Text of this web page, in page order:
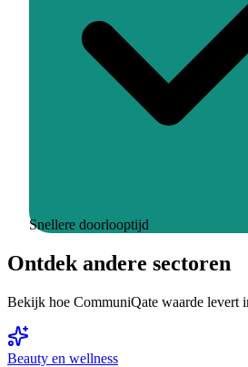
Snellere doorlooptijd
Ontdek andere sectoren
Bekijk hoe CommuniQate waarde levert
Beauty en wellness